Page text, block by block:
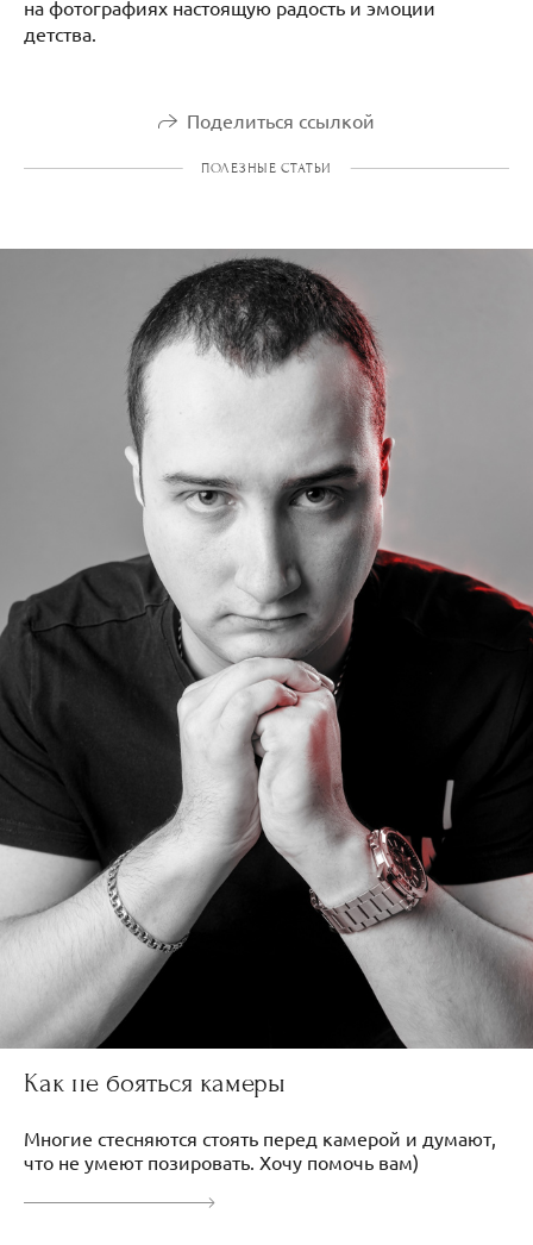
на фотографиях настоящую радость и эмоции
детства.
Поделиться ссылкой
ПОЛЕЗНЫЕ СТАТЬИ
Как не бояться камеры
Многие стесняются стоять перед камерой и думают,
что не умеют позировать. Хочу помочь вам)